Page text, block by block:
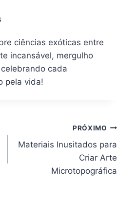
ciências exóticas entre
incansável, mergulho
cada
pela vida!
PRÓXIMO
Materiais Inusitados para
Criar Arte
Microtopográfica